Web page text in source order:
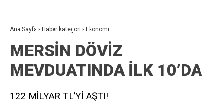
Ana Sayfa › Haber kategori › Ekonomi
MERSİN DÖVİZ
MEVDUATINDA İLK 10’DA
122 MİLYAR TL’Yİ AŞTI!